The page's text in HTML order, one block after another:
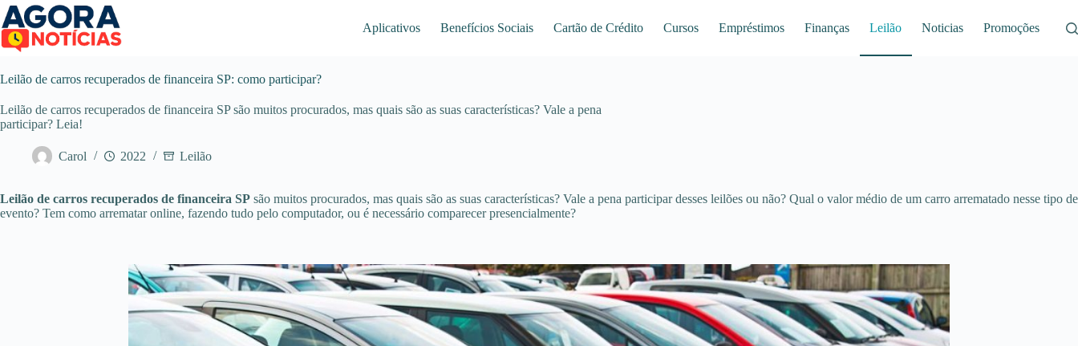
Pular
para
o
conteúdo
Aplicativos Benefícios Sociais Cartão de Crédito Cursos Empréstimos Finanças Leilão Noticias Promoções
Leilão de carros recuperados de financeira SP: como participar?
Leilão de carros recuperados de financeira SP são muitos procurados, mas quais são as suas características? Vale a pena
participar? Leia!
Carol 2022 Leilão
Leilão de carros recuperados de financeira SP são muitos procurados, mas quais são as suas características? Vale a pena participar desses leilões ou não? Qual o valor médio de um carro arrematado nesse tipo de
evento? Tem como arrematar online, fazendo tudo pelo computador, ou é necessário comparecer presencialmente?